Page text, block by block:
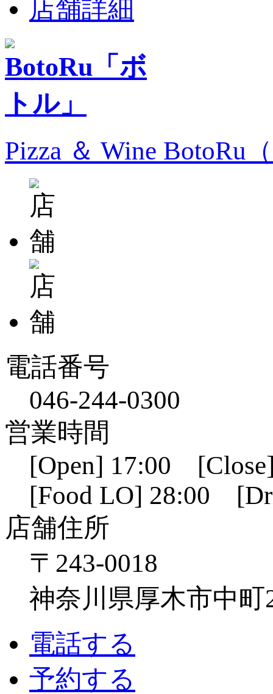
店舗詳細
Pizza ＆ Wine BotoRu
電話番号
046-244-0300
営業時間
[Open] 17:00
[Food LO] 28:00
店舗住所
〒243-0018
神奈川県厚木市中町
電話する
予約する